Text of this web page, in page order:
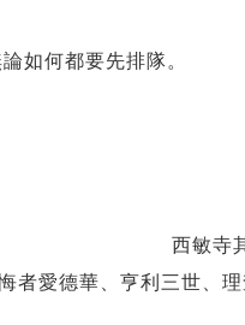
如何都要先排隊。
西敏寺
者愛德華、亨利三世、